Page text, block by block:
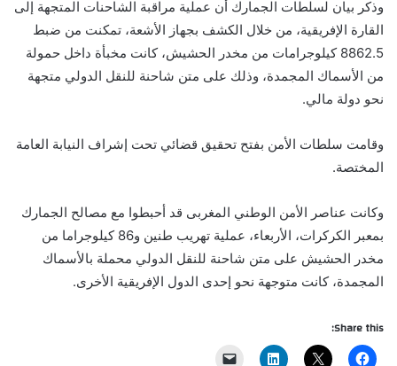
وذكر بيان لسلطات الجمارك أن عملية مراقبة الشاحنات المتجهة إلى
القارة الإفريقية، من خلال الكشف بجهاز الأشعة، تمكنت من ضبط
8862.5 كيلوجرامات من مخدر الحشيش، كانت مخبأة داخل حمولة
من الأسماك المجمدة، وذلك على متن شاحنة للنقل الدولي متجهة
نحو دولة مالي.
وقامت سلطات الأمن بفتح تحقيق قضائي تحت إشراف النيابة العامة
المختصة.
وكانت عناصر الأمن الوطني المغربى قد أحبطوا مع مصالح الجمارك
بمعبر الكركرات، الأربعاء، عملية تهريب طنين و86 كيلوجراما من
مخدر الحشيش على متن شاحنة للنقل الدولي محملة بالأسماك
المجمدة، كانت متوجهة نحو إحدى الدول الإفريقية الأخرى.
Share this: